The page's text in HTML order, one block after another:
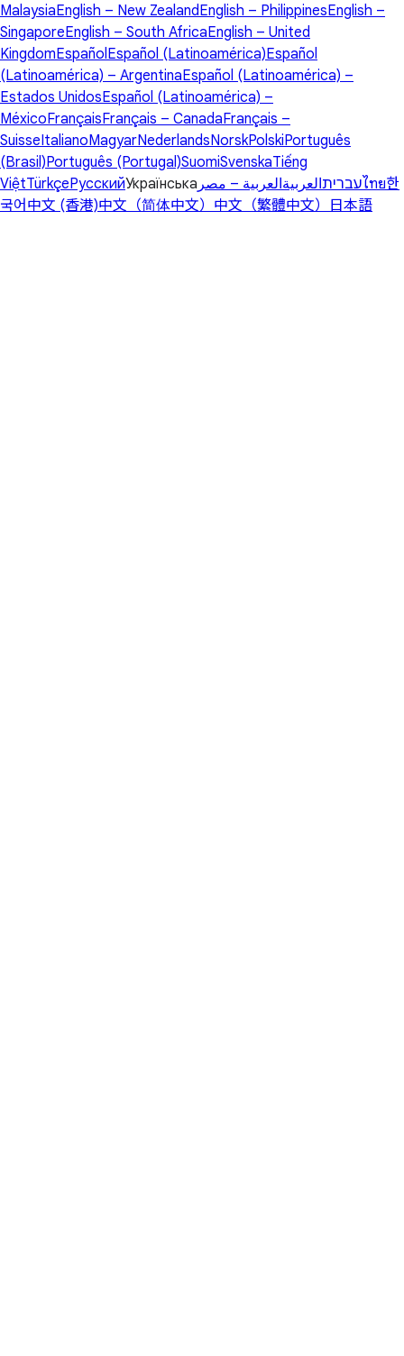
MalaysiaEnglish – New ZealandEnglish – PhilippinesEnglish –
SingaporeEnglish – South AfricaEnglish – United
KingdomEspañolEspañol (Latinoamérica)Español
(Latinoamérica) – ArgentinaEspañol (Latinoamérica) –
Estados UnidosEspañol (Latinoamérica) –
MéxicoFrançaisFrançais – CanadaFrançais –
SuisseItalianoMagyarNederlandsNorskPolskiPortuguês
(Brasil)Português (Portugal)SuomiSvenskaTiếng
ViệtTürkçeРусскийУкраїнська עבריתالعربيةالعربية – مصر ไทย한
국어 中文 (香港)中文（简体中文） 中文（繁體中文） 日本語